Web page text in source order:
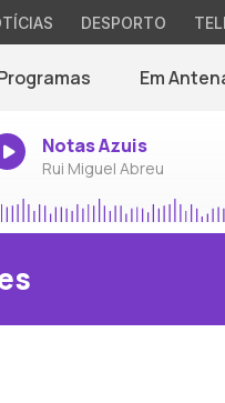
DESPORTO
Em
Notas Azuis
Rui Miguel Abreu